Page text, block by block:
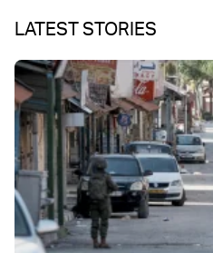
LATEST STORIES